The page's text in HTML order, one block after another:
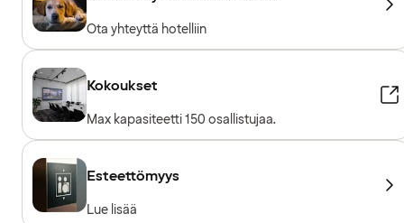
Ota yhteyttä hotelliin
Kokoukset
Max kapasiteetti 150 osallistujaa.
Esteettömyys
Lue lisää